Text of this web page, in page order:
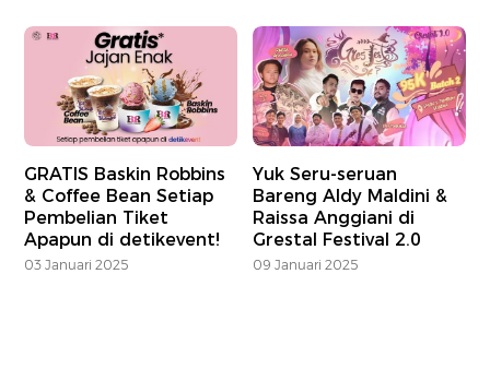
GRATIS Baskin Robbins
& Coffee Bean Setiap
Pembelian Tiket
Apapun di detikevent!
03 Januari 2025
Yuk Seru-seruan
Bareng Aldy Maldini &
Raissa Anggiani di
Grestal Festival 2.0
09 Januari 2025